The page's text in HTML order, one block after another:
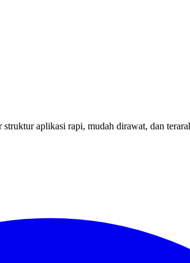
aplikasi rapi, mudah dirawat, dan